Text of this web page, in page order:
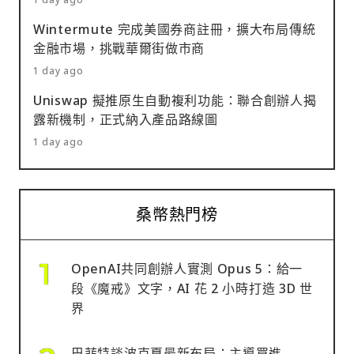
Wintermute 完成美國券商註冊，擴大布局傳統
金融市場，挑戰華爾街做市商
1 day ago
Uniswap 擬推原生自動複利功能：聯合創辦人揭
露新機制，正式納入產品路線圖
1 day ago
桑幣熱門榜
OpenAI共同創辦人實測 Opus 5：給一
段《魔戒》文字，AI 花 2 小時打造 3D 世
界